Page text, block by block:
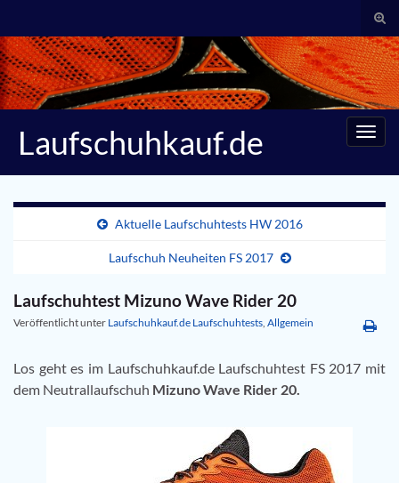
Search for:
Laufschuhkauf.de
Aktuelle Laufschuhtests HW 2016
Laufschuh Neuheiten FS 2017
Laufschuhtest Mizuno Wave Rider 20
Veröffentlicht unter Laufschuhkauf.de Laufschuhtests, Allgemein
Los geht es im Laufschuhkauf.de Laufschuhtest FS 2017 mit
dem Neutrallaufschuh Mizuno Wave Rider 20.